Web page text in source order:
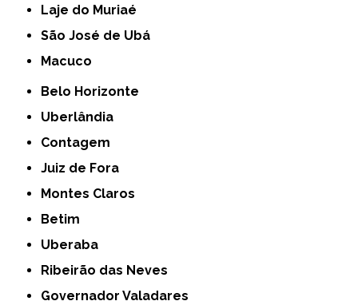
Laje do Muriaé
São José de Ubá
Macuco
Belo Horizonte
Uberlândia
Contagem
Juiz de Fora
Montes Claros
Betim
Uberaba
Ribeirão das Neves
Governador Valadares